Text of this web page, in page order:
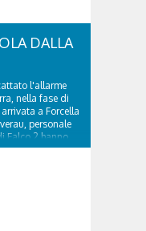
DALLA
l'allarme
nella fase di
a Forcella
personale
Falco 2 hanno